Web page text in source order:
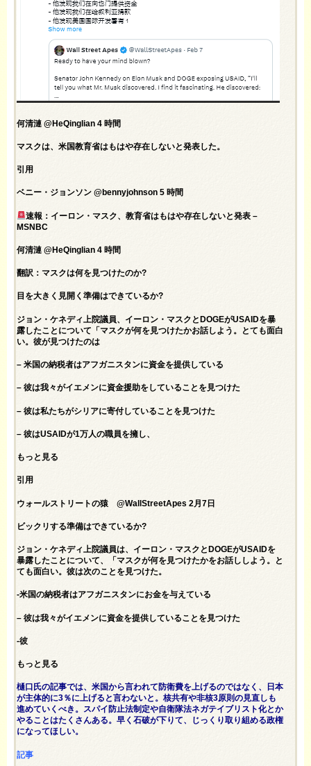
何清漣 @HeQinglian 4 時間
マスクは、米国教育省はもはや存在しないと発表した。
引用
ベニー・ジョンソン @bennyjohnson 5 時間
速報：イーロン・マスク、教育省はもはや存在しないと発表 –
MSNBC
何清漣 @HeQinglian 4 時間
翻訳：マスクは何を見つけたのか?
目を大きく見開く準備はできているか?
ジョン・ケネディ上院議員、イーロン・マスクとDOGEがUSAIDを暴
露したことについて「マスクが何を見つけたかお話しよう。とても面白
い。彼が見つけたのは
– 米国の納税者はアフガニスタンに資金を提供している
– 彼は我々がイエメンに資金援助をしていることを見つけた
– 彼は私たちがシリアに寄付していることを見つけた
– 彼はUSAIDが1万人の職員を擁し、
もっと見る
引用
ウォールストリートの猿 @WallStreetApes 2月7日
ビックリする準備はできているか?
ジョン・ケネディ上院議員は、イーロン・マスクとDOGEがUSAIDを
暴露したことについて、「マスクが何を見つけたかをお話ししよう。と
ても面白い。彼は次のことを見つけた。
-米国の納税者はアフガニスタンにお金を与えている
– 彼は我々がイエメンに資金を提供していることを見つけた
-彼
もっと見る
樋口氏の記事では、米国から言われて防衛費を上げるのではなく、日本
が主体的に3％に上げると言わないと。核共有や非核3原則の見直しも
進めていくべき。スパイ防止法制定や自衛隊法ネガテイブリスト化とか
やることはたくさんある。早く石破が下りて、じっくり取り組める政権
になってほしい。
記事